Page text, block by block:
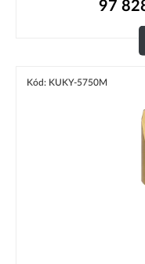
97
Kód: KUKY-5750M